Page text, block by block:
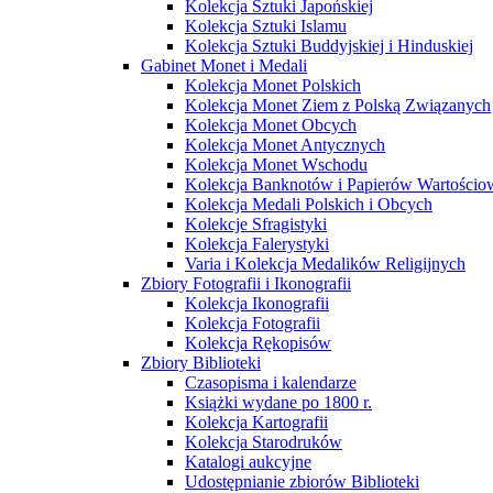
Kolekcja Sztuki Japońskiej
Kolekcja Sztuki Islamu
Kolekcja Sztuki Buddyjskiej i Hinduskiej
Gabinet Monet i Medali
Kolekcja Monet Polskich
Kolekcja Monet Ziem z Polską Związanych
Kolekcja Monet Obcych
Kolekcja Monet Antycznych
Kolekcja Monet Wschodu
Kolekcja Banknotów i Papierów
Kolekcja Medali Polskich i Obcych
Kolekcje Sfragistyki
Kolekcja Falerystyki
Varia i Kolekcja Medalików Religijnych
Zbiory Fotografii i Ikonografii
Kolekcja Ikonografii
Kolekcja Fotografii
Kolekcja Rękopisów
Zbiory Biblioteki
Czasopisma i kalendarze
Książki wydane po 1800 r.
Kolekcja Kartografii
Kolekcja Starodruków
Katalogi aukcyjne
Udostępnianie zbiorów Biblioteki